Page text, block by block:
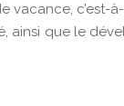
vacance, c’est-
ainsi que le